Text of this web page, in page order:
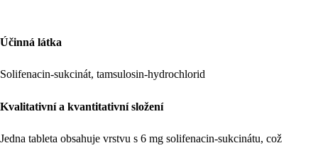
Účinná látka
Solifenacin-sukcinát, tamsulosin-hydrochlorid
Kvalitativní a kvantitativní složení
Jedna tableta obsahuje vrstvu s 6 mg solifenacin-sukcinátu, což